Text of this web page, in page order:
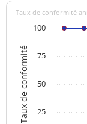
Taux de conformité
Taux de conformité
25
50
75
100